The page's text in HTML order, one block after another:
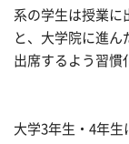
系の学生は授業に
と、大学院に進ん
出席するよう習慣
大学3年生・4年